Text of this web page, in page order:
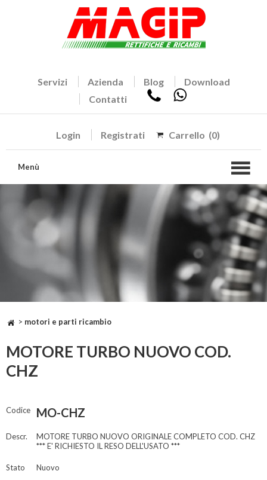
Servizi Azienda Blog
Download
Contatti
Login Registrati Carrello (0)
Menù
> motori e parti ricambio
MOTORE TURBO NUOVO COD.
CHZ
Codice MO-CHZ
Descr.
MOTORE TURBO NUOVO ORIGINALE COMPLETO COD. CHZ
*** E' RICHIESTO IL RESO DELL'USATO ***
Stato Nuovo